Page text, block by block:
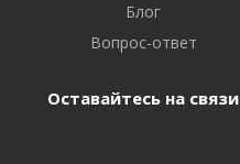
Блог
Вопрос-ответ
Оставайтесь на связи